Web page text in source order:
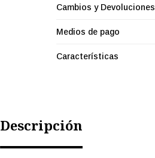
Cambios y Devoluciones
Medios de pago
Características
Descripción